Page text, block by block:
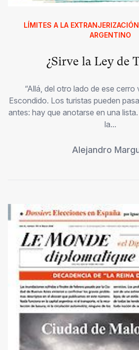
LÍMITES A LA
ARGENTINO
¿Sirve la Ley de
“Allá, del otro lado de ese cerro
Escondido. Los turistas pueden
antes: hay que anotarse en una
la...
Alejandro